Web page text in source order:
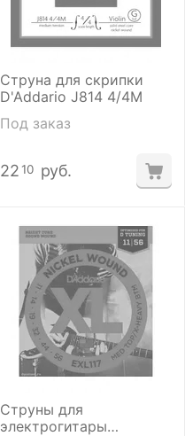
Струна для скрипки
D'Addario J814 4/4M
Под заказ
2210 руб.
Струны для
электрогитары